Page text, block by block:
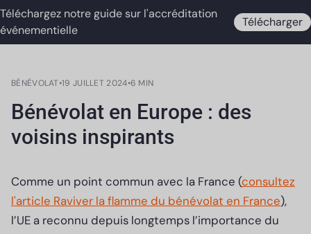
Téléchargez notre guide sur l'accréditation
événementielle
Télécharger
BÉNÉVOLAT•19 JUILLET 2024•6 MIN
Bénévolat en Europe : des
voisins inspirants
Comme un point commun avec la France (consultez
l'article Raviver la flamme du bénévolat en France),
l’UE a reconnu depuis longtemps l’importance du